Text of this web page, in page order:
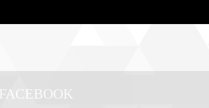
FACEBOOK